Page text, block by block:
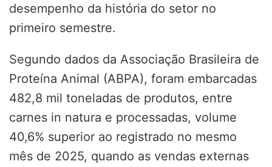
desempenho da história do setor no
primeiro semestre.
Segundo dados da Associação Brasileira de
Proteína Animal (ABPA), foram embarcadas
482,8 mil toneladas de produtos, entre
carnes in natura e processadas, volume
40,6% superior ao registrado no mesmo
mês de 2025, quando as vendas externas